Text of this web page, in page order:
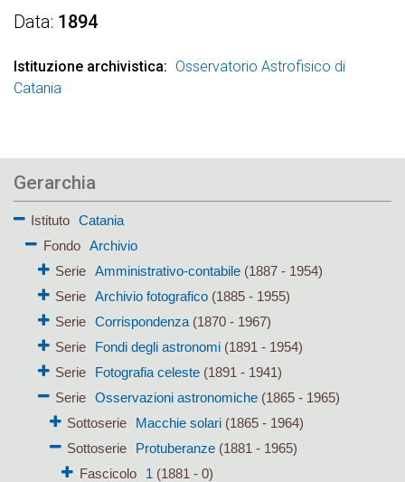
Data 1894
Istituzione archivistica
Osservatorio Astrofisico di
Catania
Gerarchia
Istituto
Catania
Fondo
Archivio
Serie Amministrativo-contabile(1887 - 1954)
Serie Archivio fotografico(1885 - 1955)
Serie Corrispondenza(1870 - 1967)
Serie
Fondi degli astronomi(1891 - 1954)
Serie
Fotografia celeste(1891 - 1941)
Serie Osservazioni astronomiche(1865 - 1965)
Sottoserie
Macchie solari (1865 - 1964)
Sottoserie
Protuberanze (1881 - 1965)
Fascicolo
1 (1881 - 0)